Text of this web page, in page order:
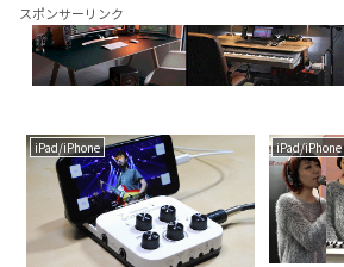
スポンサーリンク
iPad/iPhone iPad/iPhone